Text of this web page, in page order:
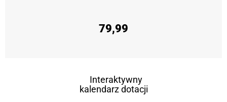
79,99
Interaktywny
kalendarz dotacji